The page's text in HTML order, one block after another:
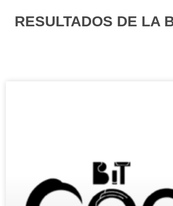
RESULTADOS DE LA